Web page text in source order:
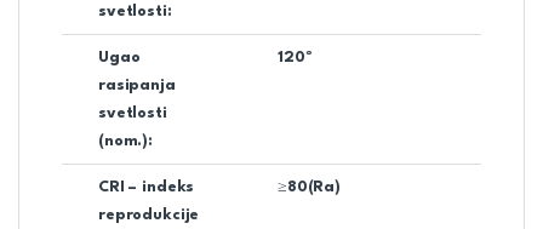
svetlosti:
Ugao
rasipanja
svetlosti
(nom.):
120º
CRI – indeks
reprodukcije
≥80(Ra)